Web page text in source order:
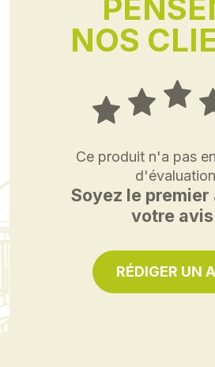
NOS
Ce produit n'a pas
Soyez le premier
votre
RÉDIGER UN